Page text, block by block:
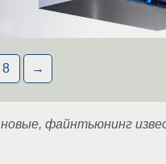
8 →
файнтьюнинг